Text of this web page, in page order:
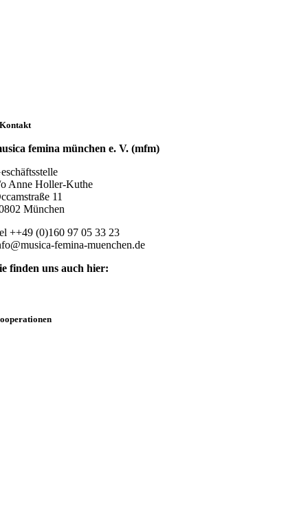
Kontakt
femina münchen e. V. (mfm)
Anne Holler-Kuthe
11
München
++49 (0)160 97 05 33 23
femina-muenchen.de
finden uns auch hier: